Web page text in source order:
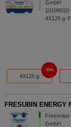
GmbH
10199020
4X125 g
4X125 g
50%
FRESUBIN
Fresenius
GmbH